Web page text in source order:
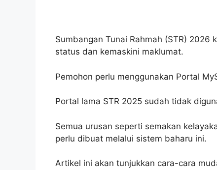
Sumbangan Tunai Rahmah (STR)
status dan kemaskini maklumat.
Pemohon perlu menggunakan Portal
Portal lama STR 2025 sudah tidak
Semua urusan seperti semakan
perlu dibuat melalui sistem baharu ini.
Artikel ini akan tunjukkan cara-cara